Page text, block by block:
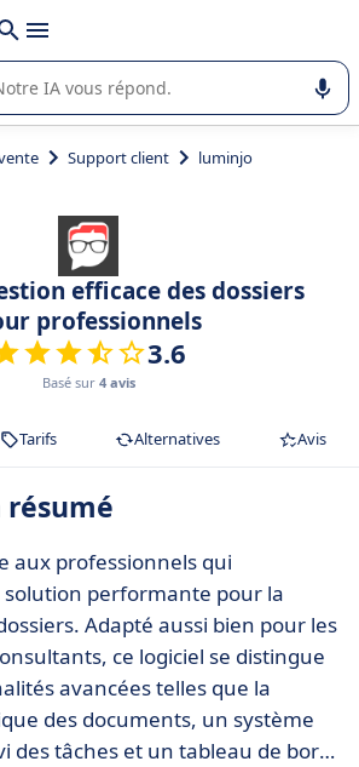
avec
dans l'utilisation ou la sélection de
Support client luminjo
efficace des dossiers
professionnels
3.6
Basé sur 4 avis
Tarifs Alternatives Avis
aux professionnels qui
performante pour la
Adapté aussi bien pour les
ce logiciel se distingue
avancées telles que la
des documents, un système
des tâches et un tableau de bord